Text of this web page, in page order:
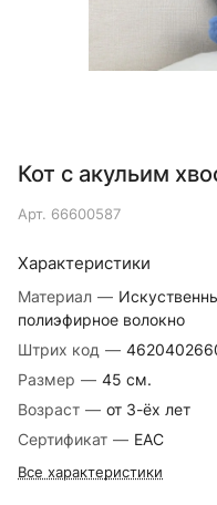
Кот с акульим
Арт. 66600587
Характеристики
Материал —
полиэфирное волокно
Штрих код —
Размер — 45 см.
Возраст — от 3-ёх лет
Сертификат — EAC
Все характеристики